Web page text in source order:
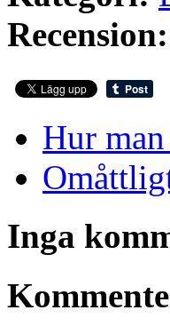
Recension:
Hur
Inga